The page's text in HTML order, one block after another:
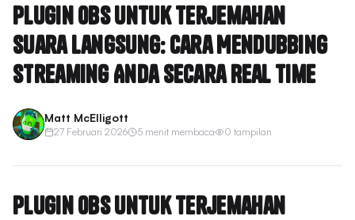
Plugin OBS untuk Terjemahan
Suara Langsung: Cara Mendubbing
Streaming Anda Secara Real Time
Matt McElligott
27 Februari 2026 5 menit membaca 0 tampilan
Plugin OBS untuk Terjemahan